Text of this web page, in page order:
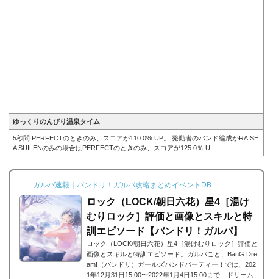
ゆっくりのんびり温泉タイム
5秒間 PERFECTのときのみ、スコアが110.0% UP。 発動者のバンド編成がRAISE
A SUILENのみの場合はPERFECTのときのみ、スコアが125.0％ U
ガルパ速報｜バンドリ！ガルパ攻略まとめイベントDB
ロック（LOCK/朝日六花）星4［湯け
むりロック］評価と画像とスキルと特
訓エピソード【バンドリ！ガルパ】
ロック（LOCK/朝日六花）星4［湯けむりロック］評価と
画像とスキルと特訓エピソード。ガルパこと、BanG Dre
am!（バンドリ）ガールズバンドパーティー！では、202
1年12月31日15:00〜2022年1月4日15:00まで「ドリーム